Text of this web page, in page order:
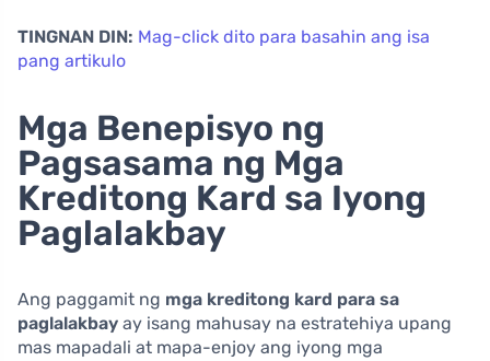
TINGNAN DIN: Mag-click dito para basahin ang isa
pang artikulo
Mga Benepisyo ng
Pagsasama ng Mga
Kreditong Kard sa Iyong
Paglalakbay
Ang paggamit ng mga kreditong kard para sa
paglalakbay ay isang mahusay na estratehiya upang
mas mapadali at mapa-enjoy ang iyong mga